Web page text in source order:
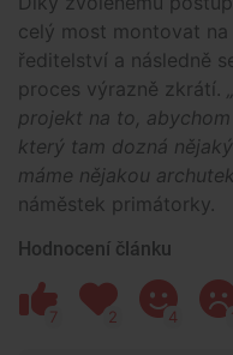
celý most montovat na
ředitelství a následně
proces výrazně zkrátí.
projekt na to,
který tam dozná
máme nějakou
náměstek primátorky.
Hodnocení článku
7 2 4